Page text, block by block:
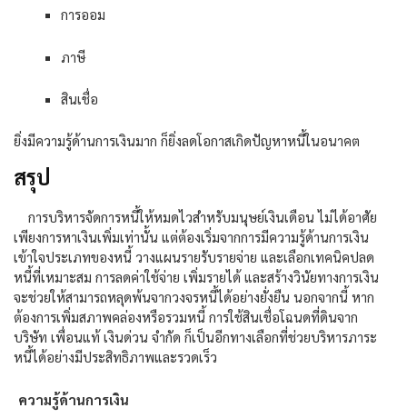
การออม
ภาษี
สินเชื่อ
ยิ่งมีความรู้ด้านการเงินมาก ก็ยิ่งลดโอกาสเกิดปัญหาหนี้ในอนาคต
สรุป
การบริหารจัดการหนี้ให้หมดไวสำหรับมนุษย์เงินเดือน ไม่ได้อาศัย
เพียงการหาเงินเพิ่มเท่านั้น แต่ต้องเริ่มจากการมีความรู้ด้านการเงิน
เข้าใจประเภทของหนี้ วางแผนรายรับรายจ่าย และเลือกเทคนิคปลด
หนี้ที่เหมาะสม การลดค่าใช้จ่าย เพิ่มรายได้ และสร้างวินัยทางการเงิน
จะช่วยให้สามารถหลุดพ้นจากวงจรหนี้ได้อย่างยั่งยืน นอกจากนี้ หาก
ต้องการเพิ่มสภาพคล่องหรือรวมหนี้ การใช้สินเชื่อโฉนดที่ดินจาก
บริษัท เพื่อนแท้ เงินด่วน จำกัด ก็เป็นอีกทางเลือกที่ช่วยบริหารภาระ
หนี้ได้อย่างมีประสิทธิภาพและรวดเร็ว
ความรู้ด้านการเงิน